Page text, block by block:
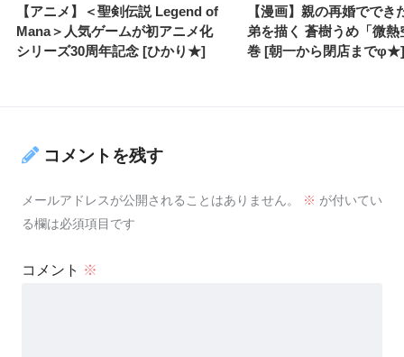
【アニメ】＜聖剣伝説 Legend of
Mana＞人気ゲームが初アニメ化
シリーズ30周年記念 [ひかり★]
【漫画】親の再婚ででき
弟を描く 蒼樹うめ「微熱
巻 [朝一から閉店までφ★]
コメントを残す
メールアドレスが公開されることはありません。 ※ が付いてい
る欄は必須項目です
コメント ※